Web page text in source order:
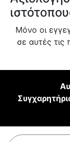
Μόνο οι
σε αυτές τις